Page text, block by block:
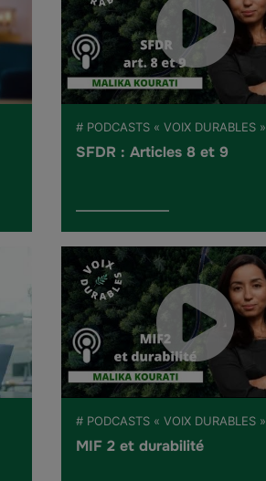
# PODCASTS « VOIX DURABLES »
SFDR : Articles 8 et 9
# PODCASTS « VOIX DURABLES »
MIF 2 et durabilité